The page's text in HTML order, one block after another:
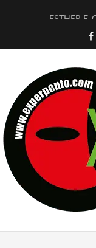
ESTHER F.
TIMBRE 4, LA
30 AÑOS (NO
MARSHALL
JOFRE